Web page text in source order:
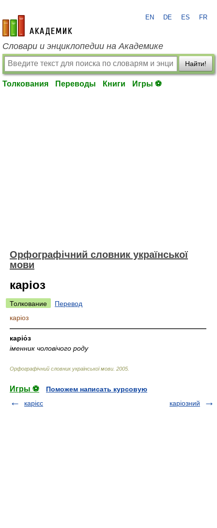
academic.ru
EN DE ES FR
Словари и энциклопедии на Академике
Найти!
Толкования Переводы Книги Игры ⚽
Орфографічний словник української
мови
каріоз
Толкование
Перевод
каріоз
—————————————————————————————
каріо́з
іменник чоловічого роду
Орфографічний словник української мови 2005
Игры ⚽
Поможем написать курсовую
карієс
каріозний